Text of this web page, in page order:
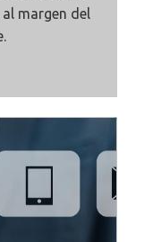
margen del